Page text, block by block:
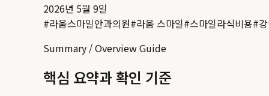
2026년 5월 9일
#라움스마일안과의원#라움 스마일#스마일라식비용#
Summary / Overview Guide
핵심 요약과 확인 기준